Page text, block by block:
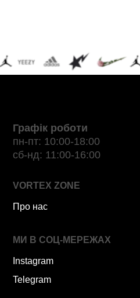
Графік роботи
пн-пт: 10:00-18:00
сб-нд: 11:00-16:00
VORTEX ZONE
Про нас
МИ В СОЦ-МЕРЕЖАХ
Instagram
Telegram